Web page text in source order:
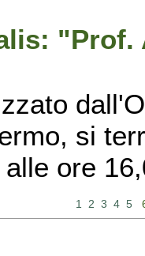
"Prof.
si
ore
1 2 3 4 5